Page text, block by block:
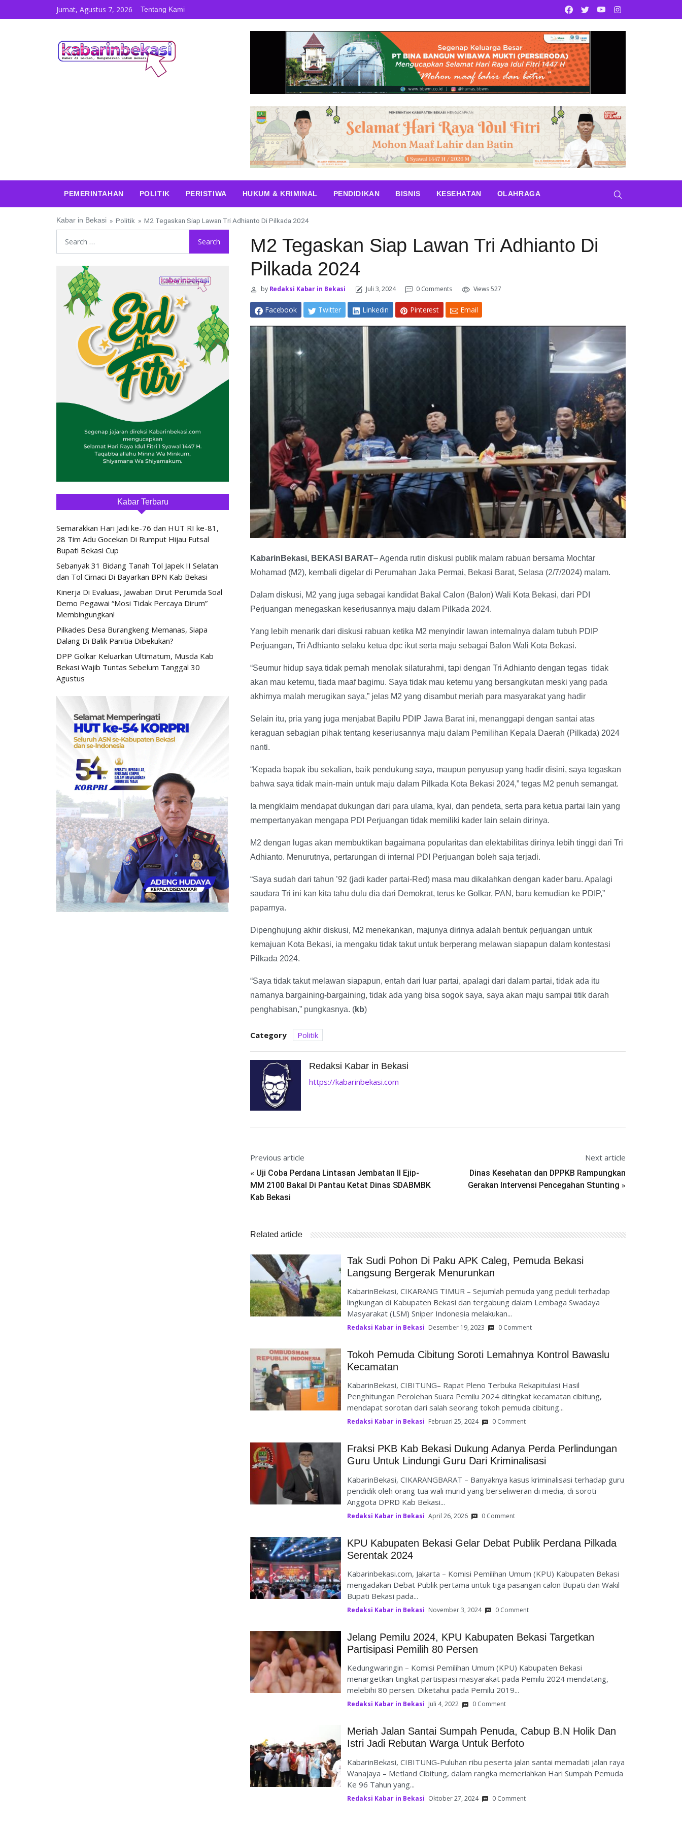
Skip to contentJumat, Agustus 7, 2026 Tentang Kami Facebook
TwitterYoutube
PEMERINTAHAN POLITIK PERISTIWA HUKUM & KRIMINAL PENDIDIKAN BISNIS KESEHATAN OLAHRAGA
Kabar in Bekasi » Politik » M2 Tegaskan Siap Lawan Tri Adhianto Di Pilkada 2024
M2 Tegaskan Siap Lawan Tri Adhianto Di
Pilkada 2024
byRedaksi Kabar in Bekasi Juli 3, 2024 0 Comments Views 527
Facebook Twitter Linkedin Pinterest Email
KabarinBekasi, BEKASI BARAT– Agenda rutin diskusi publik malam rabuan bersama Mochtar
Mohamad (M2), kembali digelar di Perumahan Jaka Permai, Bekasi Barat, Selasa (2/7/2024) malam.
Dalam diskusi, M2 yang juga sebagai kandidat Bakal Calon (Balon) Wali Kota Bekasi, dari PDI
Perjuangan menegaskan keseriusannya maju dalam Pilkada 2024.
Yang lebih menarik dari diskusi rabuan ketika M2 menyindir lawan internalnya dalam tubuh PDIP
Perjuangan, Tri Adhianto selaku ketua dpc ikut serta maju sebagai Balon Wali Kota Bekasi.
“Seumur hidup saya tidak pernah menolak silaturahmi, tapi dengan Tri Adhianto dengan tegas tidak
akan mau ketemu, tiada maaf bagimu. Saya tidak mau ketemu yang bersangkutan meski yang pada
akhirnya malah merugikan saya,” jelas M2 yang disambut meriah para masyarakat yang hadir
Selain itu, pria yang juga menjabat Bapilu PDIP Jawa Barat ini, menanggapi dengan santai atas
keraguan sebagian pihak tentang keseriusannya maju dalam Pemilihan Kepala Daerah (Pilkada) 2024
nanti.
“Kepada bapak ibu sekalian, baik pendukung saya, maupun penyusup yang hadir disini, saya tegaskan
bahwa saya tidak main-main untuk maju dalam Pilkada Kota Bekasi 2024,” tegas M2 penuh semangat.
Ia mengklaim mendapat dukungan dari para ulama, kyai, dan pendeta, serta para ketua partai lain yang
mempertanyakan mengapa PDI Perjuangan tidak memiliki kader lain selain dirinya.
M2 dengan lugas akan membuktikan bagaimana popularitas dan elektabilitas dirinya lebih tinggi dari Tri
Adhianto. Menurutnya, pertarungan di internal PDI Perjuangan boleh saja terjadi.
“Saya sudah dari tahun ’92 (jadi kader partai-Red) masa mau dikalahkan dengan kader baru. Apalagi
saudara Tri ini kan kita tahu dulu dia dari Demokrat, terus ke Golkar, PAN, baru kemudian ke PDIP,”
paparnya.
Dipenghujung akhir diskusi, M2 menekankan, majunya dirinya adalah bentuk perjuangan untuk
kemajuan Kota Bekasi, ia mengaku tidak takut untuk berperang melawan siapapun dalam kontestasi
Pilkada 2024.
“Saya tidak takut melawan siapapun, entah dari luar partai, apalagi dari dalam partai, tidak ada itu
namanya bargaining-bargaining, tidak ada yang bisa sogok saya, saya akan maju sampai titik darah
penghabisan,” pungkasnya. (kb)
Category Politik
Redaksi Kabar in Bekasi
https://kabarinbekasi.com
Previous article
« Uji Coba Perdana Lintasan Jembatan II Ejip-
MM 2100 Bakal Di Pantau Ketat Dinas SDABMBK
Kab Bekasi
Next article
Dinas Kesehatan dan DPPKB Rampungkan
Gerakan Intervensi Pencegahan Stunting »
Related article
Tak Sudi Pohon Di Paku APK Caleg, Pemuda Bekasi
Langsung Bergerak Menurunkan
KabarinBekasi, CIKARANG TIMUR – Sejumlah pemuda yang peduli terhadap
lingkungan di Kabupaten Bekasi dan tergabung dalam Lembaga Swadaya
Masyarakat (LSM) Sniper Indonesia melakukan...
Redaksi Kabar in Bekasi Desember 19, 2023 0 Comment
Tokoh Pemuda Cibitung Soroti Lemahnya Kontrol Bawaslu
Kecamatan
KabarinBekasi, CIBITUNG– Rapat Pleno Terbuka Rekapitulasi Hasil
Penghitungan Perolehan Suara Pemilu 2024 ditingkat kecamatan cibitung,
mendapat sorotan dari salah seorang tokoh pemuda cibitung...
Redaksi Kabar in Bekasi Februari 25, 2024 0 Comment
Fraksi PKB Kab Bekasi Dukung Adanya Perda Perlindungan
Guru Untuk Lindungi Guru Dari Kriminalisasi
KabarinBekasi, CIKARANGBARAT – Banyaknya kasus kriminalisasi terhadap guru
pendidik oleh orang tua wali murid yang berseliweran di media, di soroti
Anggota DPRD Kab Bekasi...
Redaksi Kabar in Bekasi April 26, 2026 0 Comment
KPU Kabupaten Bekasi Gelar Debat Publik Perdana Pilkada
Serentak 2024
Kabarinbekasi.com, Jakarta – Komisi Pemilihan Umum (KPU) Kabupaten Bekasi
mengadakan Debat Publik pertama untuk tiga pasangan calon Bupati dan Wakil
Bupati Bekasi pada...
Redaksi Kabar in Bekasi November 3, 2024 0 Comment
Jelang Pemilu 2024, KPU Kabupaten Bekasi Targetkan
Partisipasi Pemilih 80 Persen
Kedungwaringin – Komisi Pemilihan Umum (KPU) Kabupaten Bekasi
menargetkan tingkat partisipasi masyarakat pada Pemilu 2024 mendatang,
melebihi 80 persen. Diketahui pada Pemilu 2019...
Redaksi Kabar in Bekasi Juli 4, 2022 0 Comment
Meriah Jalan Santai Sumpah Penuda, Cabup B.N Holik Dan
Istri Jadi Rebutan Warga Untuk Berfoto
KabarinBekasi, CIBITUNG-Puluhan ribu peserta jalan santai memadati jalan raya
Wanajaya – Metland Cibitung, dalam rangka memeriahkan Hari Sumpah Pemuda
Ke 96 Tahun yang...
Redaksi Kabar in Bekasi Oktober 27, 2024 0 Comment
Kabar Terbaru
Semarakkan Hari Jadi ke-76 dan HUT RI ke-81,
28 Tim Adu Gocekan Di Rumput Hijau Futsal
Bupati Bekasi Cup
Sebanyak 31 Bidang Tanah Tol Japek II Selatan
dan Tol Cimaci Di Bayarkan BPN Kab Bekasi
Kinerja Di Evaluasi, Jawaban Dirut Perumda Soal
Demo Pegawai “Mosi Tidak Percaya Dirum”
Membingungkan!
Pilkades Desa Burangkeng Memanas, Siapa
Dalang Di Balik Panitia Dibekukan?
DPP Golkar Keluarkan Ultimatum, Musda Kab
Bekasi Wajib Tuntas Sebelum Tanggal 30
Agustus